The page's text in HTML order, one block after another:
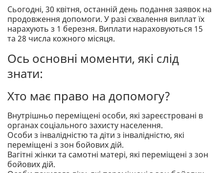
Сьогодні, 30 квітня, останній день подання заявок на
продовження допомоги. У разі схвалення виплат їх
нарахують з 1 березня. Виплати нараховуються 15
та 28 числа кожного місяця.
Ось основні моменти, які слід
знати:
Хто має право на допомогу?
Внутрішньо переміщені особи, які зареєстровані в
органах соціального захисту населення.
Особи з інвалідністю та діти з інвалідністю, які
переміщені з зон бойових дій.
Вагітні жінки та самотні матері, які переміщені з зон
бойових дій.